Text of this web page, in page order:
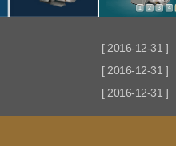
1 2 3 4
[ 2016-12-31 ]
[ 2016-12-31 ]
[ 2016-12-31 ]